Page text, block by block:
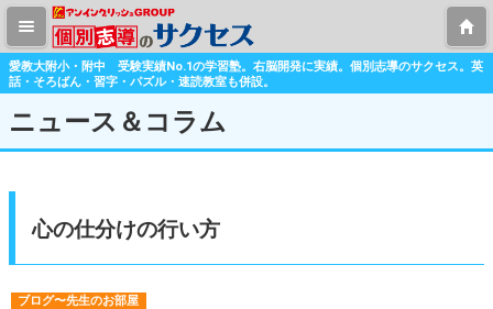
愛教大附小・附中 受験実績No.1の学習塾。右脳開発に実績。個別志導のサクセス。英
話・そろばん・習字・パズル・速読教室も併設。
ニュース＆コラム
心の仕分けの行い方
ブログ〜先生のお部屋